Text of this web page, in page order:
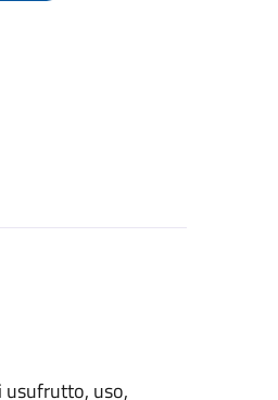
usufrutto, uso,